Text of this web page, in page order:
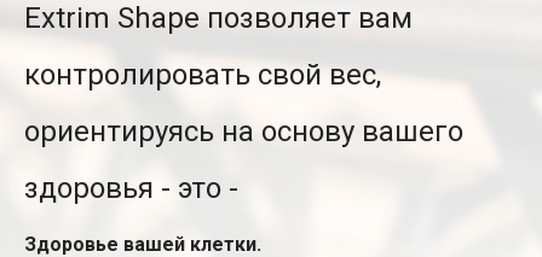
Extrim Shape позволяет вам
контролировать свой вес,
ориентируясь на основу вашего
здоровья - это -
Здоровье вашей клетки.